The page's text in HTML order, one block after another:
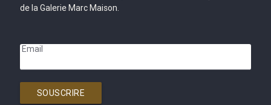
de la Galerie Marc Maison.
Email
SOUSCRIRE